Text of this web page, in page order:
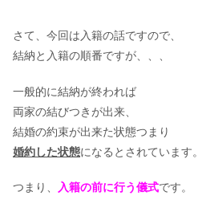
さて、今回は入籍の話ですので、
結納と入籍の順番ですが、、、
一般的に結納が終われば
両家の結びつきが出来、
結婚の約束が出来た状態つまり
婚約した状態になるとされています。
つまり、 入籍の前に行う儀式です。